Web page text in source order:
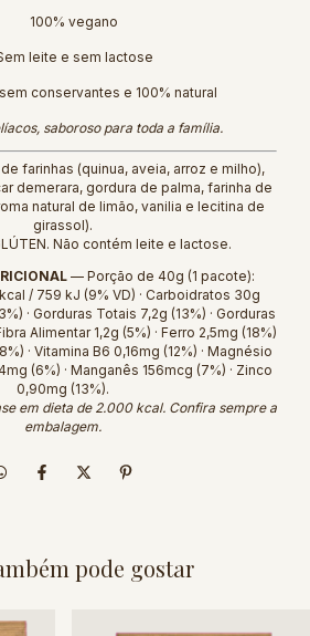
100% vegano
leite e sem lactose
conservantes e 100% natural
saboroso para toda a família.
farinhas (quinua, aveia, arroz e milho),
demerara, gordura de palma, farinha de
natural de limão, vanilia e lecitina de
girassol).
Não contém leite e lactose.
— Porção de 40g (1 pacote):
/ 759 kJ (9% VD) · Carboidratos 30g
· Gorduras Totais 7,2g (13%) · Gorduras
Alimentar 1,2g (5%) · Ferro 2,5mg (18%)
· Vitamina B6 0,16mg (12%) · Magnésio
(6%) · Manganês 156mcg (7%) · Zinco
0,90mg (13%).
em dieta de 2.000 kcal. Confira sempre a
embalagem.
pode gostar